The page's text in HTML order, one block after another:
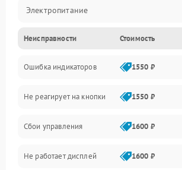
Электропитание
Механика
Аккумулятор
Работа системы
Всасывание
Засор
Неисправности Стоимость
Ошибка индикаторов 1550 ₽
Не реагирует на кнопки 1550 ₽
Сбои управления 1600 ₽
Не работает дисплей 1600 ₽